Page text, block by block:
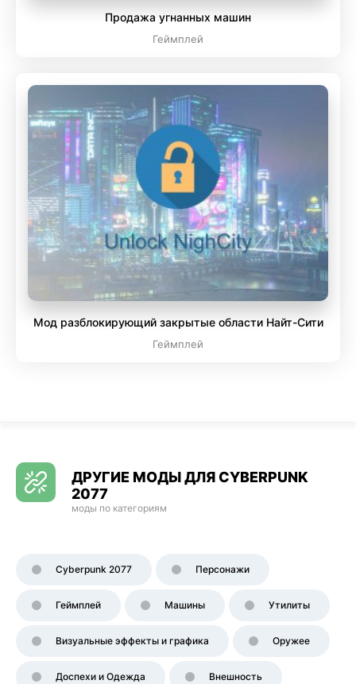
Продажа угнанных машин
Геймплей
Мод разблокирующий закрытые области Найт-Сити
Геймплей
ДРУГИЕ МОДЫ ДЛЯ CYBERPUNK
2077
моды по категориям
Cyberpunk 2077 Персонажи
Геймплей Машины Утилиты
Визуальные эффекты и графика Оружее
Доспехи и Одежда Внешность